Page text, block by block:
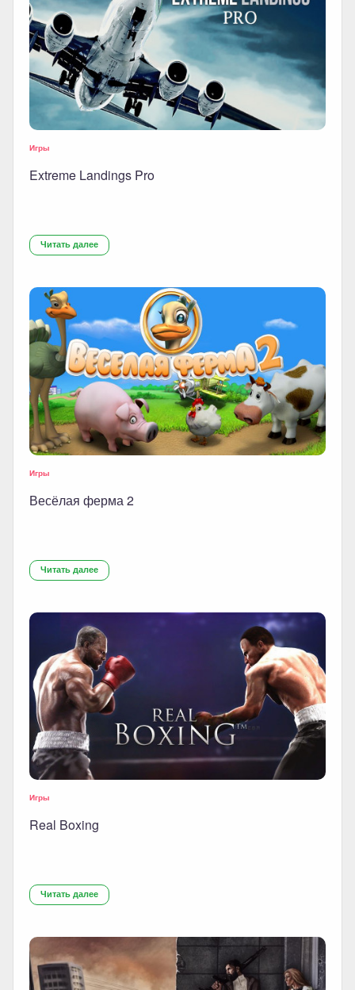
Игры
Extreme Landings Pro
Читать далее
Игры
Весёлая ферма 2
Читать далее
Игры
Real Boxing
Читать далее